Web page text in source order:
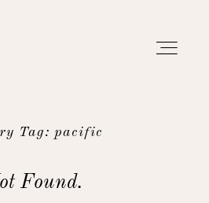
Tag: pacific
Found.